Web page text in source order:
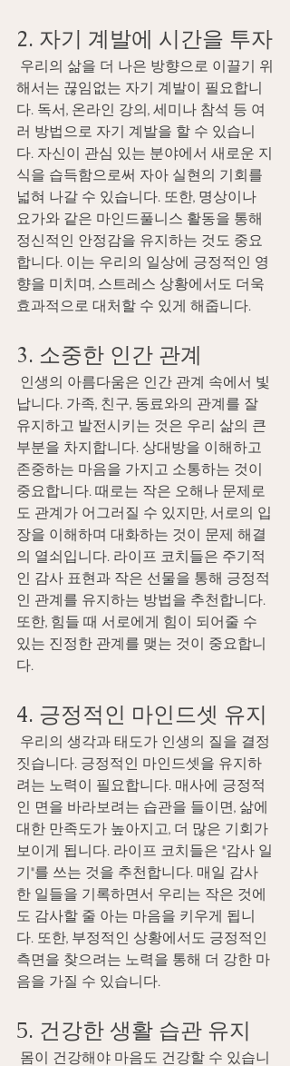
2. 자기 계발에 시간을 투자
우리의 삶을 더 나은 방향으로 이끌기 위
해서는 끊임없는 자기 계발이 필요합니
다. 독서, 온라인 강의, 세미나 참석 등 여
러 방법으로 자기 계발을 할 수 있습니
다. 자신이 관심 있는 분야에서 새로운 지
식을 습득함으로써 자아 실현의 기회를
넓혀 나갈 수 있습니다. 또한, 명상이나
요가와 같은 마인드풀니스 활동을 통해
정신적인 안정감을 유지하는 것도 중요
합니다. 이는 우리의 일상에 긍정적인 영
향을 미치며, 스트레스 상황에서도 더욱
효과적으로 대처할 수 있게 해줍니다.
3. 소중한 인간 관계
인생의 아름다움은 인간 관계 속에서 빛
납니다. 가족, 친구, 동료와의 관계를 잘
유지하고 발전시키는 것은 우리 삶의 큰
부분을 차지합니다. 상대방을 이해하고
존중하는 마음을 가지고 소통하는 것이
중요합니다. 때로는 작은 오해나 문제로
도 관계가 어그러질 수 있지만, 서로의 입
장을 이해하며 대화하는 것이 문제 해결
의 열쇠입니다. 라이프 코치들은 주기적
인 감사 표현과 작은 선물을 통해 긍정적
인 관계를 유지하는 방법을 추천합니다.
또한, 힘들 때 서로에게 힘이 되어줄 수
있는 진정한 관계를 맺는 것이 중요합니
다.
4. 긍정적인 마인드셋 유지
우리의 생각과 태도가 인생의 질을 결정
짓습니다. 긍정적인 마인드셋을 유지하
려는 노력이 필요합니다. 매사에 긍정적
인 면을 바라보려는 습관을 들이면, 삶에
대한 만족도가 높아지고, 더 많은 기회가
보이게 됩니다. 라이프 코치들은 "감사 일
기"를 쓰는 것을 추천합니다. 매일 감사
한 일들을 기록하면서 우리는 작은 것에
도 감사할 줄 아는 마음을 키우게 됩니
다. 또한, 부정적인 상황에서도 긍정적인
측면을 찾으려는 노력을 통해 더 강한 마
음을 가질 수 있습니다.
5. 건강한 생활 습관 유지
몸이 건강해야 마음도 건강할 수 있습니